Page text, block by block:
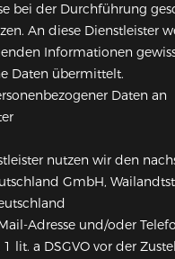
bei der Durchführung
An diese Dienstleister
Informationen
Daten übermittelt.
Daten an
nutzen wir den
GmbH,
Adresse und/oder
lit. a DSGVO vor der